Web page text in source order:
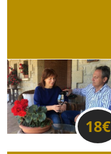
18€